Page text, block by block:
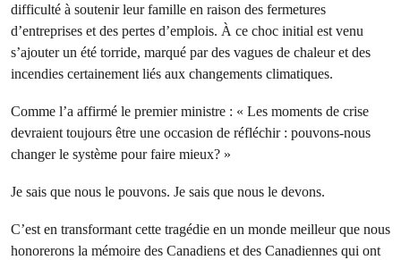
difficulté à soutenir leur famille en raison des fermetures
d’entreprises et des pertes d’emplois. À ce choc initial est venu
s’ajouter un été torride, marqué par des vagues de chaleur et des
incendies certainement liés aux changements climatiques.
Comme l’a affirmé le premier ministre : « Les moments de crise
devraient toujours être une occasion de réfléchir : pouvons-nous
changer le système pour faire mieux? »
Je sais que nous le pouvons. Je sais que nous le devons.
C’est en transformant cette tragédie en un monde meilleur que nous
honorerons la mémoire des Canadiens et des Canadiennes qui ont